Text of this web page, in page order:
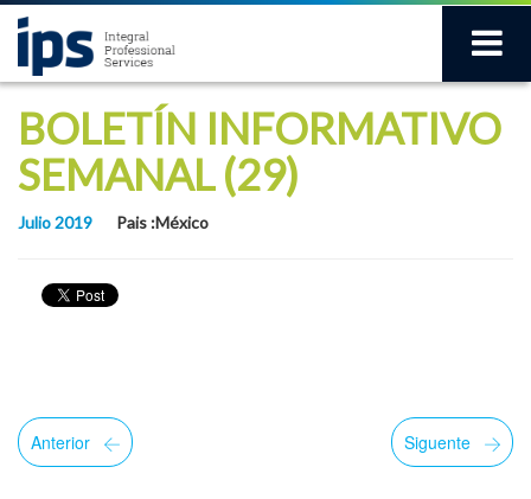
BOLETÍN INFORMATIVO
SEMANAL (29)
Julio 2019 Pais :México
Anterior Siguente